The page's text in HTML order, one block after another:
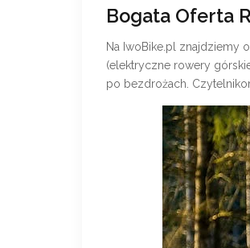
Bogata Oferta
Na IwoBike.pl znajdziemy
(elektryczne rowery
po bezdrożach.